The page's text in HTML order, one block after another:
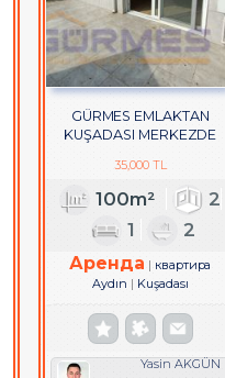
GÜRMES EMLAKTAN
KUŞADASI MERKEZDE
DAİRE
35,000 TL
100m²
2
1
2
Аренда
квартира
Aydın
Kuşadası
Yasin AKGÜN